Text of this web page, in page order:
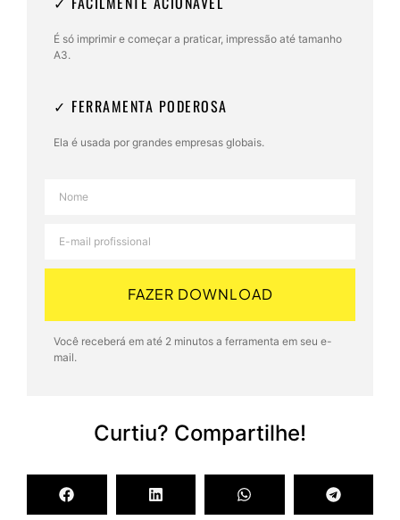
É só imprimir e começar a praticar, impressão até tamanho
A3.
✓ FERRAMENTA PODEROSA
Ela é usada por grandes empresas globais.
FAZER DOWNLOAD
Você receberá em até 2 minutos a ferramenta em seu e-
mail.
Curtiu? Compartilhe!